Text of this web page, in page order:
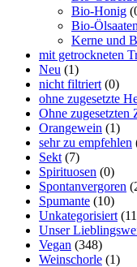
Bio-Honig
Bio-Ölsaaten
Kerne und
mit getrockneten
Neu (1)
nicht filtriert (0)
ohne zugesetzte
Ohne zugesetzten
Orangewein (1)
sehr zu empfehlen
Sekt (7)
Spirituosen (0)
Spontanvergoren
Spumante (10)
Unkategorisiert
Unser
Vegan (348)
Weinschorle (1)